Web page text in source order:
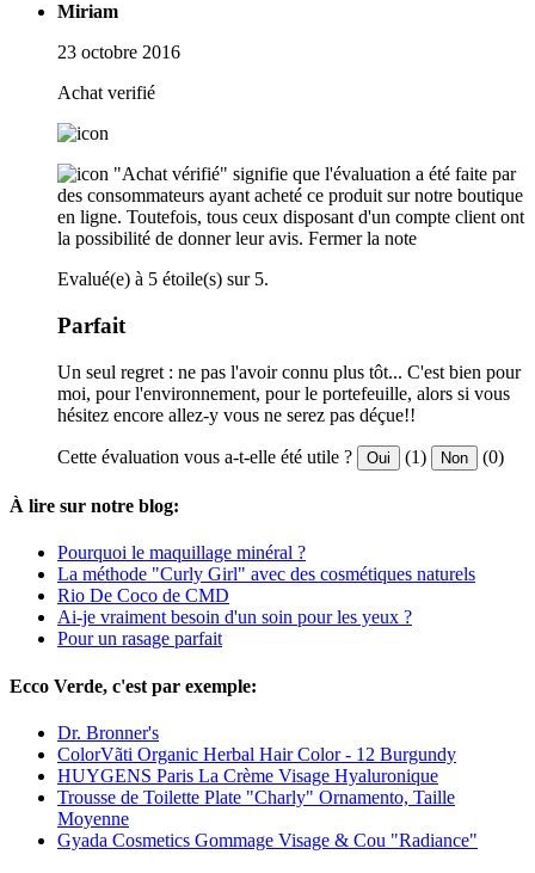
Miriam
23 octobre 2016
Achat verifié
"Achat vérifié" signifie que l'évaluation a été faite par
des consommateurs ayant acheté ce produit sur notre boutique
en ligne. Toutefois, tous ceux disposant d'un compte client ont
la possibilité de donner leur avis. Fermer la note
Evalué(e) à 5 étoile(s) sur 5.
Parfait
Un seul regret : ne pas l'avoir connu plus tôt... C'est bien pour
moi, pour l'environnement, pour le portefeuille, alors si vous
hésitez encore allez-y vous ne serez pas déçue!!
Cette évaluation vous a-t-elle été utile ? Oui (1) Non (0)
À lire sur notre blog:
Pourquoi le maquillage minéral ?
La méthode "Curly Girl" avec des cosmétiques naturels
Rio De Coco de CMD
Ai-je vraiment besoin d'un soin pour les yeux ?
Pour un rasage parfait
Ecco Verde, c'est par exemple:
Dr. Bronner's
ColorVãti Organic Herbal Hair Color - 12 Burgundy
HUYGENS Paris La Crème Visage Hyaluronique
Trousse de Toilette Plate "Charly" Ornamento, Taille
Moyenne
Gyada Cosmetics Gommage Visage & Cou "Radiance"